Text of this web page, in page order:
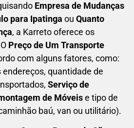
Empresa de Mudanças
para Ipatinga ou Quanto
, a Karreto oferece os
Preço de Um Transporte
com alguns fatores, como:
quantidade de
Serviço de
de Móveise tipo de
baú, van ou utilitário).